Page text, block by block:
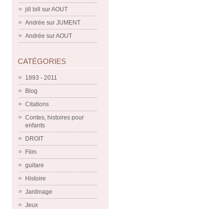
jill bill
surAOUT
Andrée sur JUMENT
Andrée surAOUT
CATÉGORIES
1893 - 2011
Blog
Citations
Contes, histoires pour
enfants
DROIT
Film
guitare
Histoire
Jardinage
Jeux